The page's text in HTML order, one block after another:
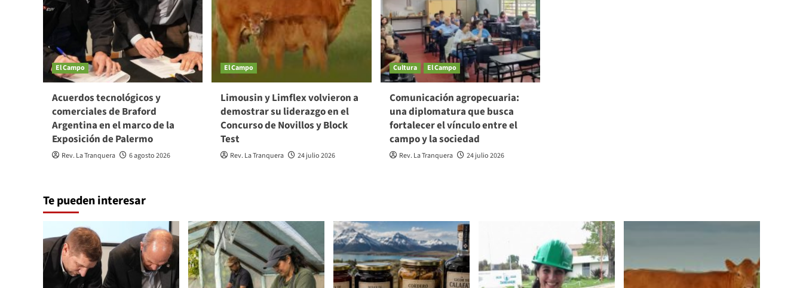
El Campo
Acuerdos tecnológicos y
comerciales de Braford
Argentina en el marco de la
Exposición de Palermo
Rev. La Tranquera 6 agosto 2026
El Campo
Limousin y Limflex volvieron a
demostrar su liderazgo en el
Concurso de Novillos y Block
Test
Rev. La Tranquera 24 julio 2026
Cultura El Campo
Comunicación agropecuaria:
una diplomatura que busca
fortalecer el vínculo entre el
campo y la sociedad
Rev. La Tranquera 24 julio 2026
Te pueden interesar